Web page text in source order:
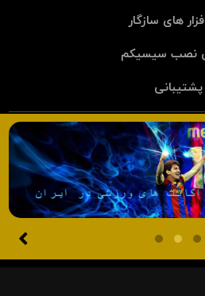
های سازگار
نصب سیسیکم
پشتیبانی